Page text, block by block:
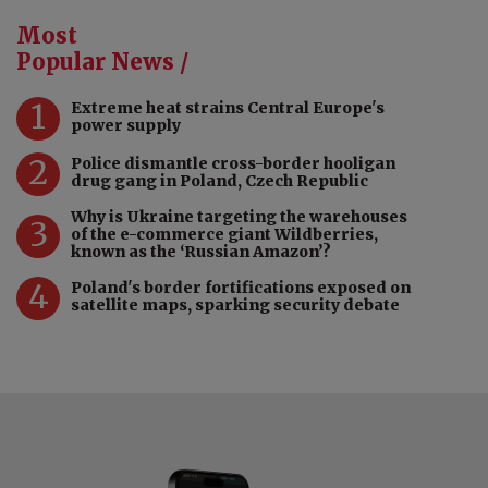
Most
Popular News /
1
Extreme heat strains Central Europe's
power supply
2
Police dismantle cross-border hooligan
drug gang in Poland, Czech Republic
3
Why is Ukraine targeting the warehouses
of the e-commerce giant Wildberries,
known as the ‘Russian Amazon’?
4
Poland's border fortifications exposed on
satellite maps, sparking security debate